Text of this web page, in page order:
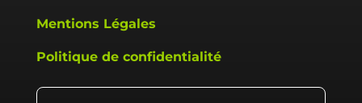
Mentions Légales
Politique de confidentialité